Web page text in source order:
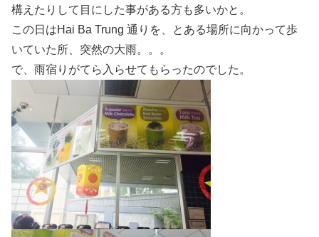
構えたりして目にした事がある方も多いかと。
この日はHai Ba Trung 通りを、とある場所に向かって歩
いていた所、突然の大雨。。。
で、雨宿りがてら入らせてもらったのでした。